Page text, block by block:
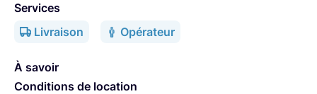
Services
Livraison
Opérateur
À savoir
Conditions de location